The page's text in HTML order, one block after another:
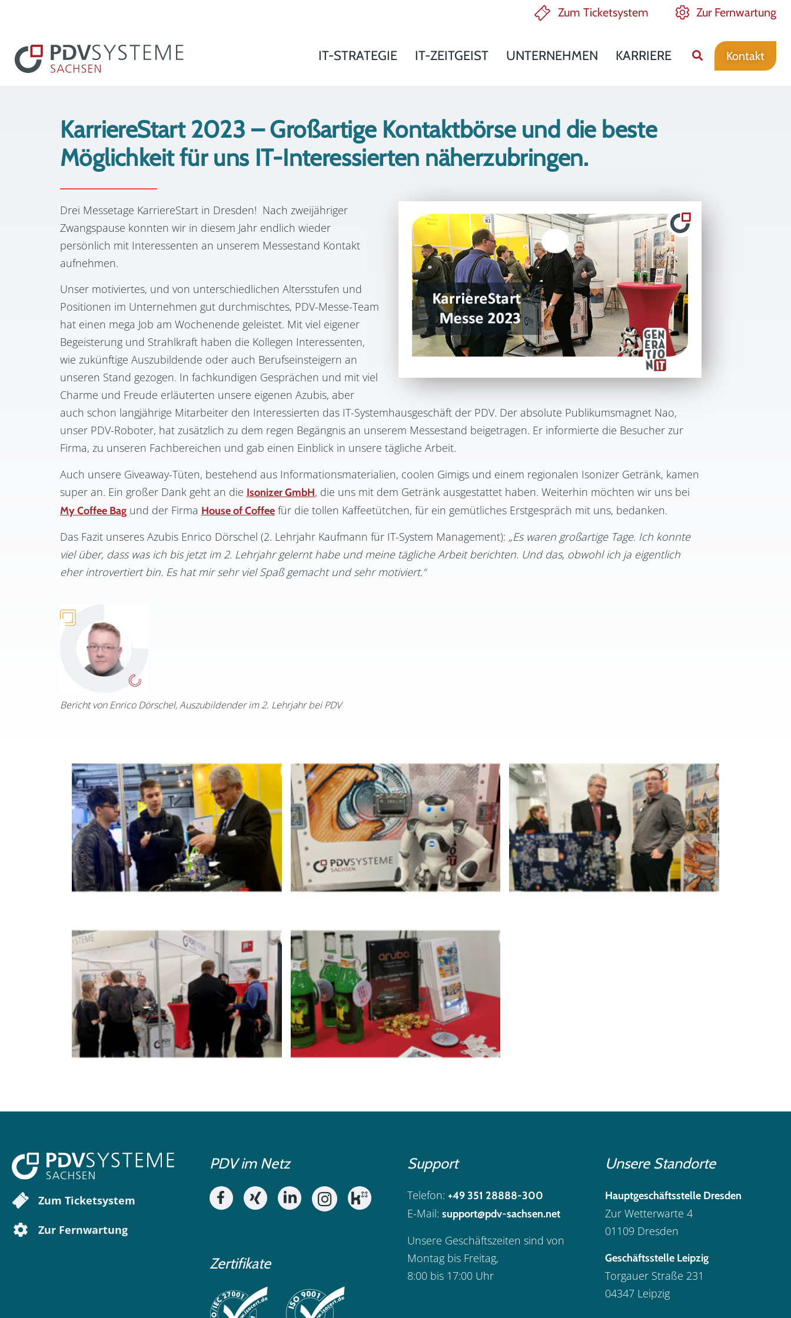
Zum Ticketsystem Zur Fernwartung
IT-STRATEGIE IT-ZEITGEIST UNTERNEHMEN KARRIERE Kontakt
KarriereStart 2023 – Großartige Kontaktbörse und die beste
Möglichkeit für uns IT-Interessierten näherzubringen.
Drei Messetage KarriereStart in Dresden! Nach zweijähriger
Zwangspause konnten wir in diesem Jahr endlich wieder
persönlich mit Interessenten an unserem Messestand Kontakt
aufnehmen.
Unser motiviertes, und von unterschiedlichen Altersstufen und
Positionen im Unternehmen gut durchmischtes, PDV-Messe-Team
hat einen mega Job am Wochenende geleistet. Mit viel eigener
Begeisterung und Strahlkraft haben die Kollegen Interessenten,
wie zukünftige Auszubildende oder auch Berufseinsteigern an
unseren Stand gezogen. In fachkundigen Gesprächen und mit viel
Charme und Freude erläuterten unsere eigenen Azubis, aber
auch schon langjährige Mitarbeiter den Interessierten das IT-Systemhausgeschäft der PDV. Der absolute Publikumsmagnet Nao,
unser PDV-Roboter, hat zusätzlich zu dem regen Begängnis an unserem Messestand beigetragen. Er informierte die Besucher zur
Firma, zu unseren Fachbereichen und gab einen Einblick in unsere tägliche Arbeit.
Auch unsere Giveaway-Tüten, bestehend aus Informationsmaterialien, coolen Gimigs und einem regionalen Isonizer Getränk, kamen
super an. Ein großer Dank geht an die Isonizer GmbH, die uns mit dem Getränk ausgestattet haben. Weiterhin möchten wir uns bei
My Coffee Bag und der Firma House of Coffee für die tollen Kaffeetütchen, für ein gemütliches Erstgespräch mit uns, bedanken.
Das Fazit unseres Azubis Enrico Dörschel (2. Lehrjahr Kaufmann für IT-System Management): „Es waren großartige Tage. Ich konnte
viel über, dass was ich bis jetzt im 2. Lehrjahr gelernt habe und meine tägliche Arbeit berichten. Und das, obwohl ich ja eigentlich
eher introvertiert bin. Es hat mir sehr viel Spaß gemacht und sehr motiviert.“
Bericht von Enrico Dörschel, Auszubildender im 2. Lehrjahr bei PDV
Zum Ticketsystem
Zur Fernwartung
PDV im Netz
Zertifikate
Support
Telefon: +49 351 28888-300
E-Mail: support@pdv-sachsen.net
Unsere Geschäftszeiten sind von
Montag bis Freitag,
8:00 bis 17:00 Uhr
Unsere Standorte
Hauptgeschäftsstelle Dresden
Zur Wetterwarte 4
01109 Dresden
Geschäftsstelle Leipzig
Torgauer Straße 231
04347 Leipzig